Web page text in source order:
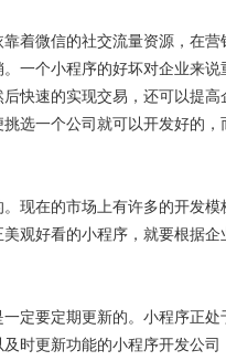
着微信的社交流量资源，在
一个小程序的好坏对企业来
快速的实现交易，还可以提
选一个公司就可以开发好的
现在的市场上有许多的开发
观好看的小程序，就要根据
定要定期更新的。小程序正
时更新功能的小程序开发公